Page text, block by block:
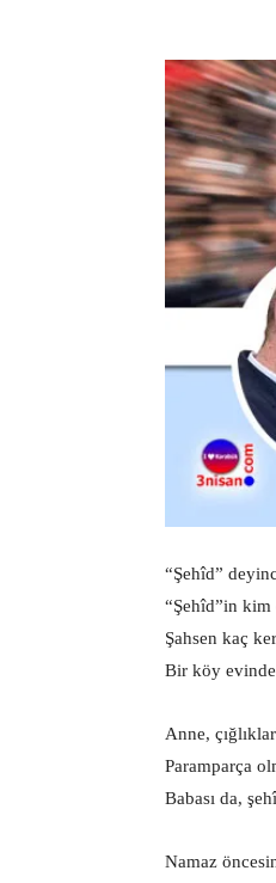
“Şehîd”
“Şehîd”in kim
Şahsen kaç
Bir köy
Anne,
Paramparça
Babası da,
Namaz